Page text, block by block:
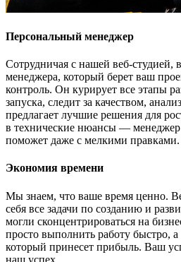
Персональный менеджер
Сотрудничая с нашей веб-студией,
менеджера, который берет ваш
контроль. Он курирует все этапы
запуска, следит за качеством,
предлагает лучшие решения для
в технические нюансы — менеджер
поможет даже с мелкими правками.
Экономия времени
Мы знаем, что ваше время ценно.
себя все задачи по созданию и
могли сконцентрироваться на
просто выполнить работу быстро, а
который принесет прибыль. Ваш
наш успех.